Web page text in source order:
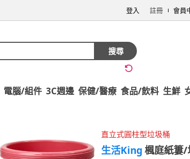
登入 註冊 會員
搜尋
電腦/組件 3C週邊 保健/醫療 食品/飲料 生鮮
直立式圓柱型垃圾桶
生活King楓庭紙簍/